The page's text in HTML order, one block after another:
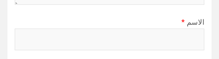
الاسم *